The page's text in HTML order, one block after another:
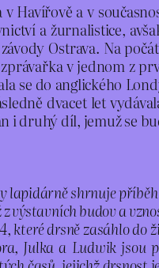
a v
a žurnalistice,
Ostrava. Na
v jednom z
se do anglického
dvacet let
i druhý díl, jemuž se
shrnuje
výstavních budov a
drsně zasáhlo
Julka a Ludwik